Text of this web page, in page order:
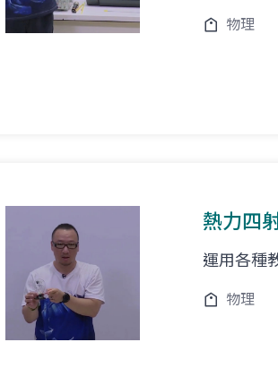
物理
熱力四
運用各種
物理